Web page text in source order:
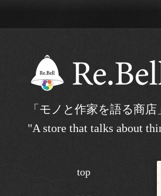
「モノと作家を語る商
"A store that talks about
top